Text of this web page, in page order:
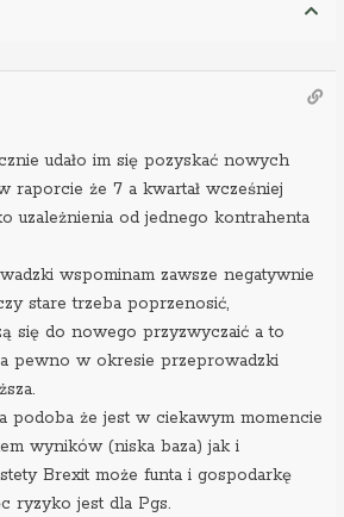
udało im się pozyskać nowych
raporcie że 7 a kwartał wcześniej
uzależnienia od jednego kontrahenta
wspominam zawsze negatywnie
stare trzeba poprzenosić,
się do nowego przyzwyczaić a to
pewno w okresie przeprowadzki
podoba że jest w ciekawym momencie
wyników (niska baza) jak i
Brexit może funta i gospodarkę
ryzyko jest dla Pgs.